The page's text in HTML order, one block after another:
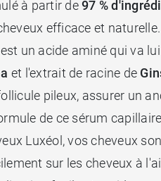
à partir de97 %
efficace et
est un acide aminé qui va
et l'extrait de racine de
pileux, assurer un
de ce sérum
Luxéol, vos cheveux
sur les cheveux à